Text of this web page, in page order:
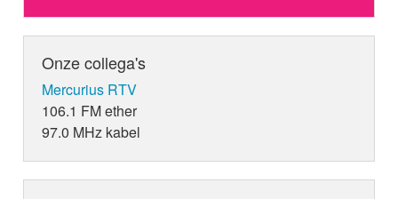
Onze collega's
Mercurius RTV
106.1 FM ether
97.0 MHz kabel